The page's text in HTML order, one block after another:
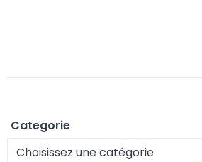
Categorie
Choisissez une catégorie